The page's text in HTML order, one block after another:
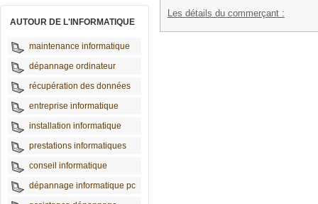
AUTOUR DE L'INFORMATIQUE
maintenance informatique
dépannage ordinateur
récupération des données
entreprise informatique
installation informatique
prestations informatiques
conseil informatique
dépannage informatique pc
Les détails du commerçant :